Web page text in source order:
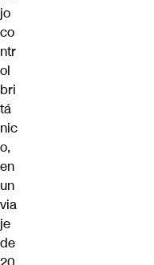
jo
co
ntr
ol
bri
tá
nic
o,
en
un
via
je
de